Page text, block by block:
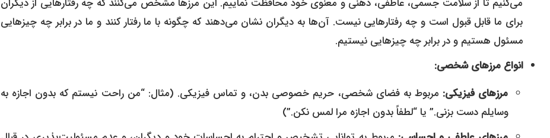
مسئول هستیم و در برابر چه چیزهایی نیستیم.
انواع مرزهای شخصی:
مرزهای فیزیکی:
وسایلم دست بزنی.” یا “لطفاً بدون اجازه مرا لمس نکن.”)